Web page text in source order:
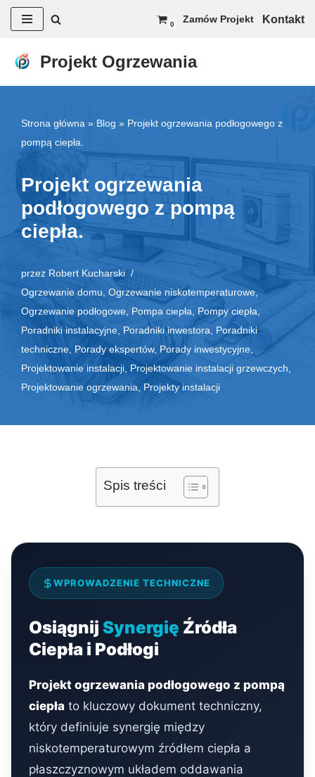
do
0 Zamów Projekt Kontakt
Projekt Ogrzewania
Strona główna » Blog » Projekt ogrzewania podłogowego z
pompą ciepła.
Projekt ogrzewania
podłogowego z pompą
ciepła.
przez Robert Kucharski
Ogrzewanie domu Ogrzewanie niskotemperaturowe,
Ogrzewanie podłogowe Pompa ciepła Pompy ciepła
Poradniki instalacyjne Poradniki inwestora
Poradniki
techniczne Porady ekspertów, Porady inwestycyjne
Projektowanie instalacji Projektowanie instalacji grzewczych
Projektowanie ogrzewania
Projekty instalacji
Spis treści
WPROWADZENIE TECHNICZNE
Osiągnij Synergię Źródła
Ciepła i Podłogi
Projekt ogrzewania podłogowego z pompą
ciepła to kluczowy dokument techniczny,
który definiuje synergię między
niskotemperaturowym źródłem ciepła a
płaszczyznowym układem oddawania